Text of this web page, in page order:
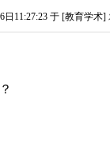
日11:27:23 于 [教育学术]